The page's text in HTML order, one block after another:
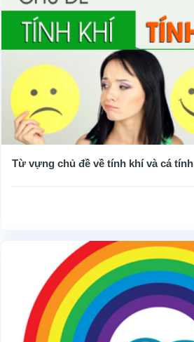
Từ vựng chủ đề về tính khí và cá tính